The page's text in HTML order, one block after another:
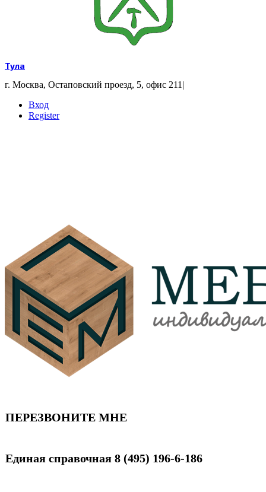
Тула
г. Москва, Остаповский проезд, 5, офис 211 |
Вход
Register
ПЕРЕЗВОНИТЕ МНЕ
Единая справочная 8 (495) 196-6-186